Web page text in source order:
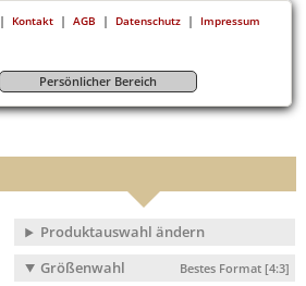
| Kontakt | AGB | Datenschutz | Impressum
Persönlicher Bereich
Produktauswahl ändern
Größenwahl
Bestes Format [4:3]